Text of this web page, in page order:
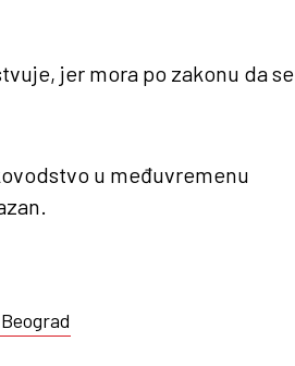
jer mora po zakonu da se
u međuvremenu